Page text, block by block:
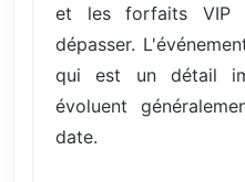
et les forfaits VIP
dépasser.
qui est un détail
évoluent
date.